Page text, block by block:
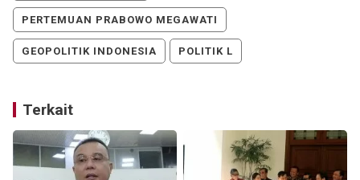
PERTEMUAN PRABOWO MEGAWATI
GEOPOLITIK INDONESIA POLITIK L
Terkait